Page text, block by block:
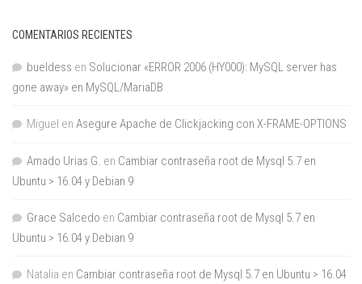
COMENTARIOS RECIENTES
bueldess en Solucionar «ERROR 2006 (HY000): MySQL server has
gone away» en MySQL/MariaDB
Miguel en Asegure Apache de Clickjacking con X-FRAME-OPTIONS
Amado Urias G. en Cambiar contraseña root de Mysql 5.7 en
Ubuntu > 16.04 y Debian 9
Grace Salcedo en Cambiar contraseña root de Mysql 5.7 en
Ubuntu > 16.04 y Debian 9
Natalia en Cambiar contraseña root de Mysql 5.7 en Ubuntu > 16.04